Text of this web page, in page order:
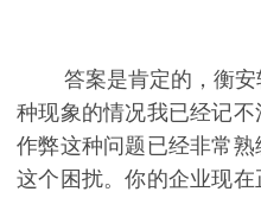
答案是肯定的，衡安
种现象的情况我已经记
作弊这种问题已经非常
这个困扰。你的企业现